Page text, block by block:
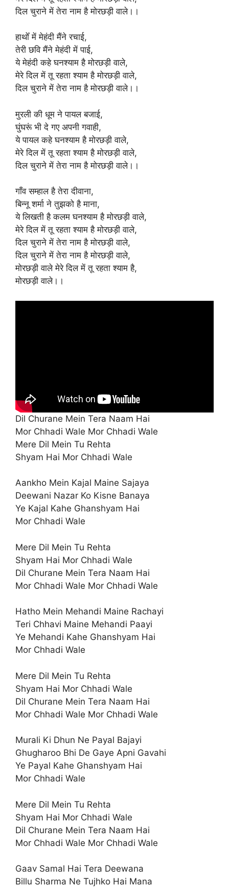
दिल चुराने में तेरा नाम है मोरछड़ी वाले।।
हाथोँ में मेहंदी मैंने रचाई,
तेरी छवि मैंने मेहंदी में पाई,
ये मेहंदी कहे घनश्याम है मोरछड़ी वाले,
मेरे दिल में तू रहता श्याम है मोरछड़ी वाले,
दिल चुराने में तेरा नाम है मोरछड़ी वाले।।
मुरली की धूम ने पायल बजाई,
घुंघरूं भी दे गए अपनी गवाही,
ये पायल कहे घनश्याम है मोरछड़ी वाले,
मेरे दिल में तू रहता श्याम है मोरछड़ी वाले,
दिल चुराने में तेरा नाम है मोरछड़ी वाले।।
गाँव सम्हाल है तेरा दीवाना,
बिन्नू शर्मा ने तुझको है माना,
ये लिखती है कलम घनश्याम है मोरछड़ी वाले,
मेरे दिल में तू रहता श्याम है मोरछड़ी वाले,
दिल चुराने में तेरा नाम है मोरछड़ी वाले,
दिल चुराने में तेरा नाम है मोरछड़ी वाले,
मोरछड़ी वाले मेरे दिल में तू रहता श्याम है,
मोरछड़ी वाले।।
Dil Churane Mein Tera Naam Hai
Mor Chhadi Wale Mor Chhadi Wale
Mere Dil Mein Tu Rehta
Shyam Hai Mor Chhadi Wale
Aankho Mein Kajal Maine Sajaya
Deewani Nazar Ko Kisne Banaya
Ye Kajal Kahe Ghanshyam Hai
Mor Chhadi Wale
Mere Dil Mein Tu Rehta
Shyam Hai Mor Chhadi Wale
Dil Churane Mein Tera Naam Hai
Mor Chhadi Wale Mor Chhadi Wale
Hatho Mein Mehandi Maine Rachayi
Teri Chhavi Maine Mehandi Paayi
Ye Mehandi Kahe Ghanshyam Hai
Mor Chhadi Wale
Mere Dil Mein Tu Rehta
Shyam Hai Mor Chhadi Wale
Dil Churane Mein Tera Naam Hai
Mor Chhadi Wale Mor Chhadi Wale
Murali Ki Dhun Ne Payal Bajayi
Ghugharoo Bhi De Gaye Apni Gavahi
Ye Payal Kahe Ghanshyam Hai
Mor Chhadi Wale
Mere Dil Mein Tu Rehta
Shyam Hai Mor Chhadi Wale
Dil Churane Mein Tera Naam Hai
Mor Chhadi Wale Mor Chhadi Wale
Gaav Samal Hai Tera Deewana
Billu Sharma Ne Tujhko Hai Mana